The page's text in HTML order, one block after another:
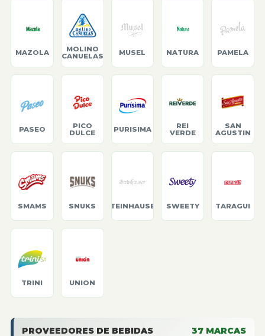
MAZOLA
MOLINO
CANUELAS
MUSEL NATURA PAMELA
PASEO
PICO
DULCE
PURISIMA
REI
VERDE
SAN
AGUSTIN
SMAMS SNUKS STEINHAUSER SWEETY TARAGUI
TRINI UNION
PROVEEDORES DE BEBIDAS 37 MARCAS